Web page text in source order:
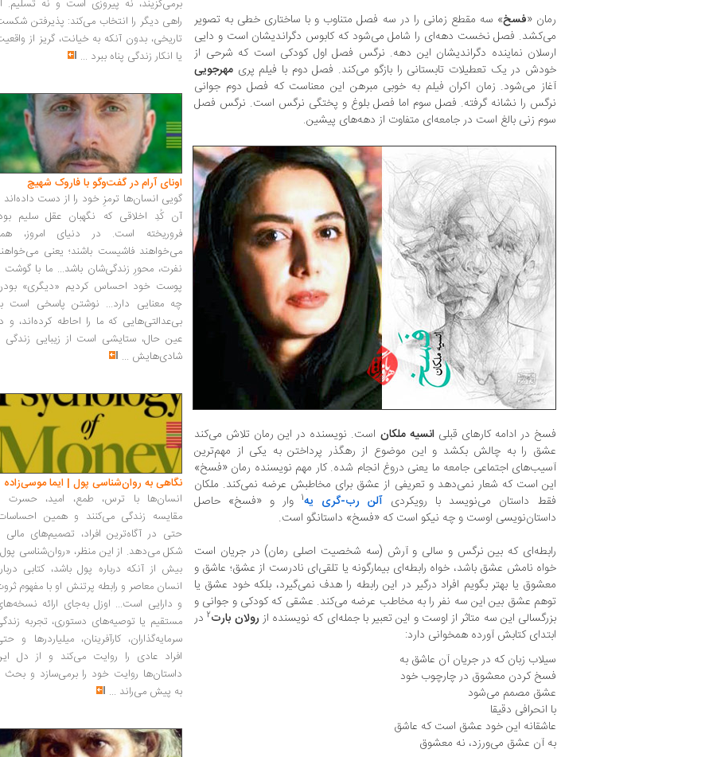
رمان «فسخ» سه مقطع زمانی را در سه فصل متناوب و با ساختاری خطی به تصویر
می‌کشد. فصل نخست دهه‌ای را شامل می‌شود که کابوس دگراندیشان است و دایی
ارسلان نماینده دگراندیشان این دهه. نرگس فصل اول کودکی است که شرحی از
خودش در یک تعطیلات تابستانی را بازگو می‌کند. فصل دوم با فیلم پری مهرجویی
آغاز می‌شود. زمان اکران فیلم به خوبی مبرهن این معناست که فصل دوم جوانی
نرگس را نشانه گرفته. فصل سوم اما فصل بلوغ و پختگی نرگس است. نرگس فصل
سوم زنی بالغ است در جامعه‌ای متفاوت از دهه‌های پیشین.
فسخ در ادامه کارهای قبلیانسیه ملکان است. نویسنده در این رمان تلاش می‌کند
عشق را به چالش بکشد و این موضوع از رهگذر پرداختن به یکی از مهم‌ترین
آسیب‌های اجتماعی جامعه ما یعنی دروغ انجام شده. کار مهم نویسنده رمان «فسخ»
این است که شعار نمی‌دهد و تعریفی از عشق برای مخاطبش عرضه نمی‌کند. ملکان
فقط داستان می‌نویسد با رویکردی آلن رب-گری یه1 وار و «فسخ» حاصل
داستان‌نویسی اوست و چه نیکو است که «فسخ» داستانگو است.
رابطه‌ای که بین نرگس و سالی و آرش (سه شخصیت اصلی رمان) در جریان است
خواه نامش عشق باشد، خواه رابطه‌ای بیمارگونه یا تلقی‌ای نادرست از عشق؛ عاشق و
معشوق یا بهتر بگویم افراد درگیر در این رابطه را هدف نمی‌گیرد، بلکه خود عشق یا
توهم عشق بین این سه نفر را به مخاطب عرضه می‌کند. عشقی که کودکی و جوانی و
بزرگسالی این سه متاثر از اوست و این تعبیر با جمله‌ای که نویسنده از رولان بارت2در
ابتدای کتابش آورده همخوانی دارد:
سیلاب زبان که در جریان آن عاشق به
فسخ کردن معشوق در چارچوب خود
عشق مصمم می‌شود
با انحرافی دقیقا
عاشقانه این خود عشق است که عاشق
به آن عشق می‌ورزد، نه معشوق
برمی‌گزیند، نه پیروزی است و نه تسلیم.
راهی دیگر را انتخاب می‌کند: پذیرفتن
تاریخی، بدون آنکه به خیانت، گریز از
یا انکار زندگی پناه ببرد ...
اونای آرام در گفت‌وگو با فاروک شهیچ‭
گویی انسان‌ها ترمزِ خود را از دست داده‌اند
آن کُدِ اخلاقی که نگهبان عقل سلیم
فروریخته است. در دنیای امروز،
می‌خواهند فاشیست باشند؛ یعنی
نفرت، محورِ زندگی‌شان باشد... ما با گوشت
پوست خود احساس کردیم «دیگری»
چه معنایی دارد... نوشتن پاسخی است
بی‌عدالتی‌هایی که ما را احاطه کرده‌اند، و
عین حال، ستایشی است از زیبایی زندگی
شادی‌هایش ...
نگاهی به روان‌شناسی پول | ایما موسی‌زاده
انسان‌ها با ترس، طمع، امید، حسرت
مقایسه زندگی می‌کنند و همین
حتی در آگاه‌ترین افراد، تصمیم‌های مالی
شکل می‌دهد. از این منظر، «روان‌شناسی
بیش از آنکه درباره پول باشد، کتابی
انسان معاصر و رابطه پرتنش او با مفهوم
و دارایی است... اوزل به‌جای ارائه
مستقیم یا توصیه‌های دستوری، تجربه
سرمایه‌گذاران، کارآفرینان، میلیاردرها و
افراد عادی را روایت می‌کند و از دل
داستان‌ها روایت خود را برمی‌سازد و بحث
به پیش می‌راند ...